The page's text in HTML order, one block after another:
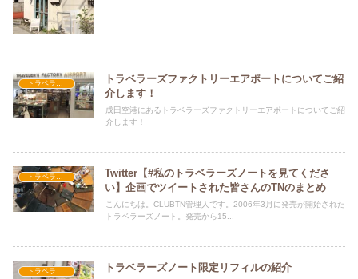
トラベラーズファクトリーエアポートについてご紹
介します！
成田空港にあるトラベラーズファクトリーエアポートについてご紹
介します！
トラベラーズノートのこと
Twitter【#私のトラベラーズノートを見てくださ
い】企画でツイートされた皆さんのTNのまとめ
こんにちは。CLUBTN管理人です。2006年3月に発売が開始された
トラベラーズノート。発売から15...
トラベラーズノートのこと トラベラーズノート限定リフィルの紹介